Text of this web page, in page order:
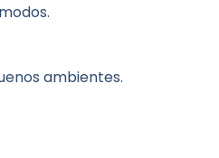
ambientes.